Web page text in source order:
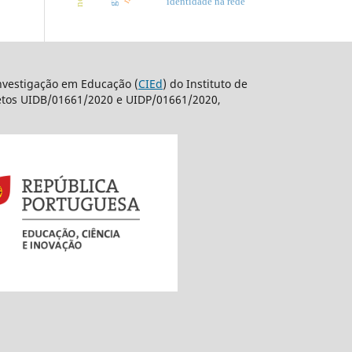
em Educação (CIEd) do Instituto de
UIDB/01661/2020 e UIDP/01661/2020,